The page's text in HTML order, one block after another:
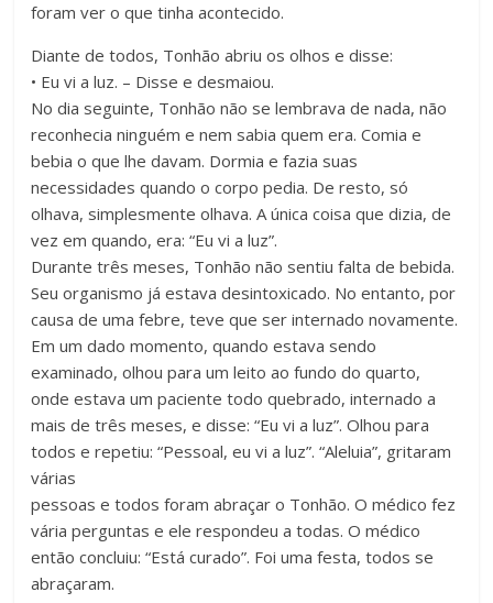
foram ver o que tinha acontecido.
Diante de todos, Tonhão abriu os olhos e disse:
• Eu vi a luz. – Disse e desmaiou.
No dia seguinte, Tonhão não se lembrava de nada, não
reconhecia ninguém e nem sabia quem era. Comia e
bebia o que lhe davam. Dormia e fazia suas
necessidades quando o corpo pedia. De resto, só
olhava, simplesmente olhava. A única coisa que dizia, de
vez em quando, era: “Eu vi a luz”.
Durante três meses, Tonhão não sentiu falta de bebida.
Seu organismo já estava desintoxicado. No entanto, por
causa de uma febre, teve que ser internado novamente.
Em um dado momento, quando estava sendo
examinado, olhou para um leito ao fundo do quarto,
onde estava um paciente todo quebrado, internado a
mais de três meses, e disse: “Eu vi a luz”. Olhou para
todos e repetiu: “Pessoal, eu vi a luz”. “Aleluia”, gritaram
várias
pessoas e todos foram abraçar o Tonhão. O médico fez
vária perguntas e ele respondeu a todas. O médico
então concluiu: “Está curado”. Foi uma festa, todos se
abraçaram.